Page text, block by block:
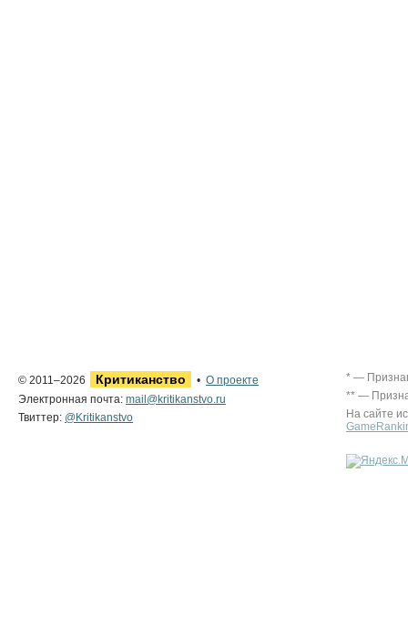
© 2011–2026 Критиканство • О проекте
Электронная почта: mail@kritikanstvo.ru
Твиттер: @Kritikanstvo
* —
** —
На сайте